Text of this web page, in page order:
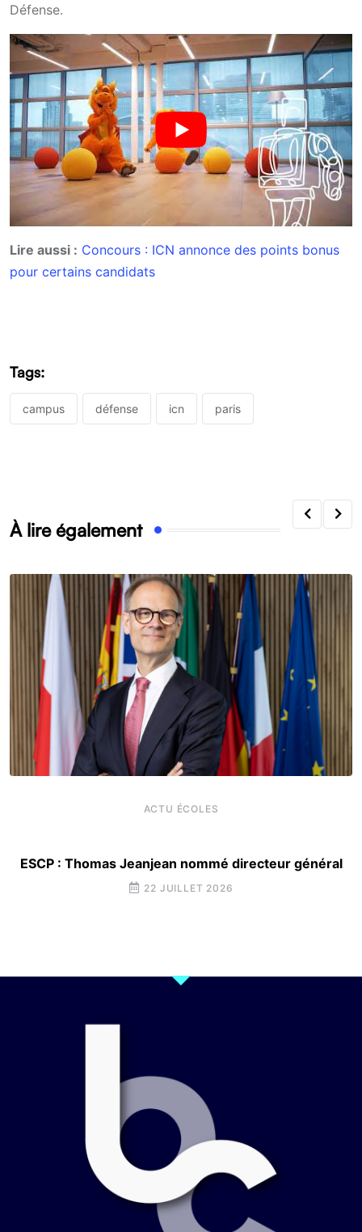
Défense.
Lire aussi : Concours : ICN annonce des points bonus
pour certains candidats
Tags:
campus défense icn paris
À lire également
ACTU ÉCOLES
ESCP : Thomas Jeanjean nommé directeur général
22 JUILLET 2026